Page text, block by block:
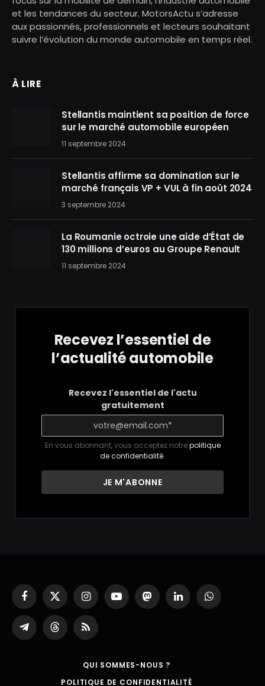
et les tendances du secteur. MotorsActu s’adresse
aux passionnés, professionnels et lecteurs souhaitant
suivre l’évolution du monde automobile en temps réel.
À LIRE
Stellantis maintient sa position de force
sur le marché automobile européen
11 septembre 2024
Stellantis affirme sa domination sur le
marché français VP + VUL à fin août 2024
3 septembre 2024
La Roumanie octroie une aide d’État de
130 millions d’euros au Groupe Renault
11 septembre 2024
Recevez l’essentiel de
l’actualité automobile
Recevez l'essentiel de l'actu
gratuitement
En vous abonnant, vous acceptez notrepolitique
de confidentialité.
Facebook
X
(Twitter)
InstagramYouTubeMastodonLinkedInWhatsApp
Partager
sur
ThreadsRSS
QUI SOMMES-NOUS ?
POLITIQUE DE CONFIDENTIALITÉ